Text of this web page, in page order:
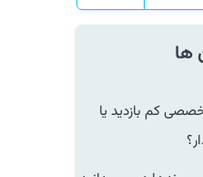
کم بازدید یا